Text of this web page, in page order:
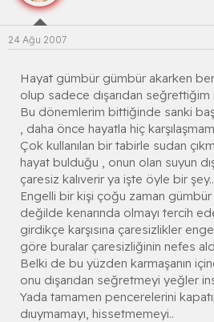
24 Ağu 2007
Hayat gümbür gümbür akarken
olup sadece dışarıdan
Bu dönemlerim bittiğinde sanki
, daha önce hayatla hiç
Çok kullanılan bir tabirle sudan
hayat bulduğu , onun olan suyun
çaresiz kalıverir ya işte öyle bir şey..
Engelli bir kişi çoğu zaman
değilde kenarında olmayı tercih
girdikçe karşısına çaresizlikler
göre buralar çaresizliğinin nefes
Belki de bu yüzden karmaşanın
onu dışarıdan seğretmeyi yeğler
Yada tamamen pencerelerini
dıuymamayı, hissetmemeyi..